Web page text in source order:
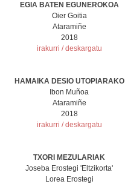
EGIA BATEN EGUNEROKOA
Oier Goitia
Ataramiñe
2018
irakurri / deskargatu
HAMAIKA DESIO UTOPIARAKO
Ibon Muñoa
Ataramiñe
2018
irakurri / deskargatu
TXORI MEZULARIAK
Joseba Erostegi 'Eltzikorta'
Lorea Erostegi